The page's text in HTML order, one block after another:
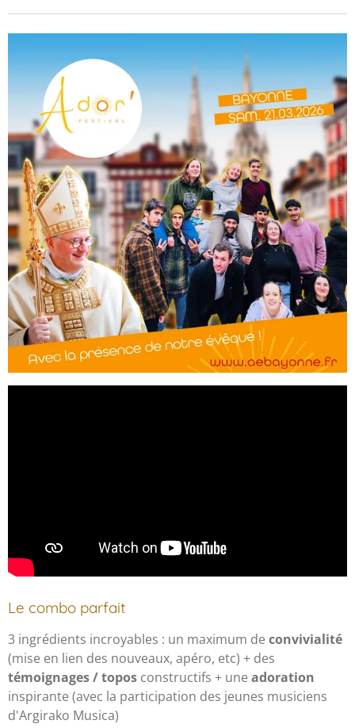
Le combo parfait
3 ingrédients incroyables : un maximum de convivialité
(mise en lien des nouveaux, apéro, etc) + des
témoignages / topos constructifs + une adoration
inspirante (avec la participation des jeunes musiciens
d'Argirako Musica)